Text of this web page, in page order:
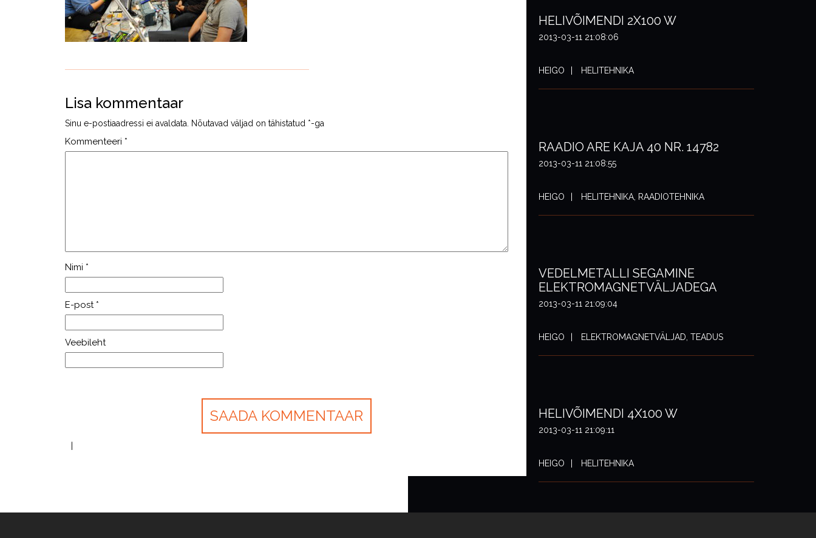
Lisa kommentaar
Sinu e-postiaadressi ei avaldata. Nõutavad väljad on tähistatud *-ga
Kommenteeri *
Nimi *
E-post *
Veebileht
HELIVÕIMENDI 2X100 W
2013-03-11 21:08:06
HEIGO HELITEHNIKA
RAADIO ARE KAJA 40 NR. 14782
2013-03-11 21:08:55
HEIGO HELITEHNIKA, RAADIOTEHNIKA
VEDELMETALLI SEGAMINE
ELEKTROMAGNETVÄLJADEGA
2013-03-11 21:09:04
HEIGO ELEKTROMAGNETVÄLJAD, TEADUS
HELIVÕIMENDI 4X100 W
2013-03-11 21:09:11
HEIGO HELITEHNIKA